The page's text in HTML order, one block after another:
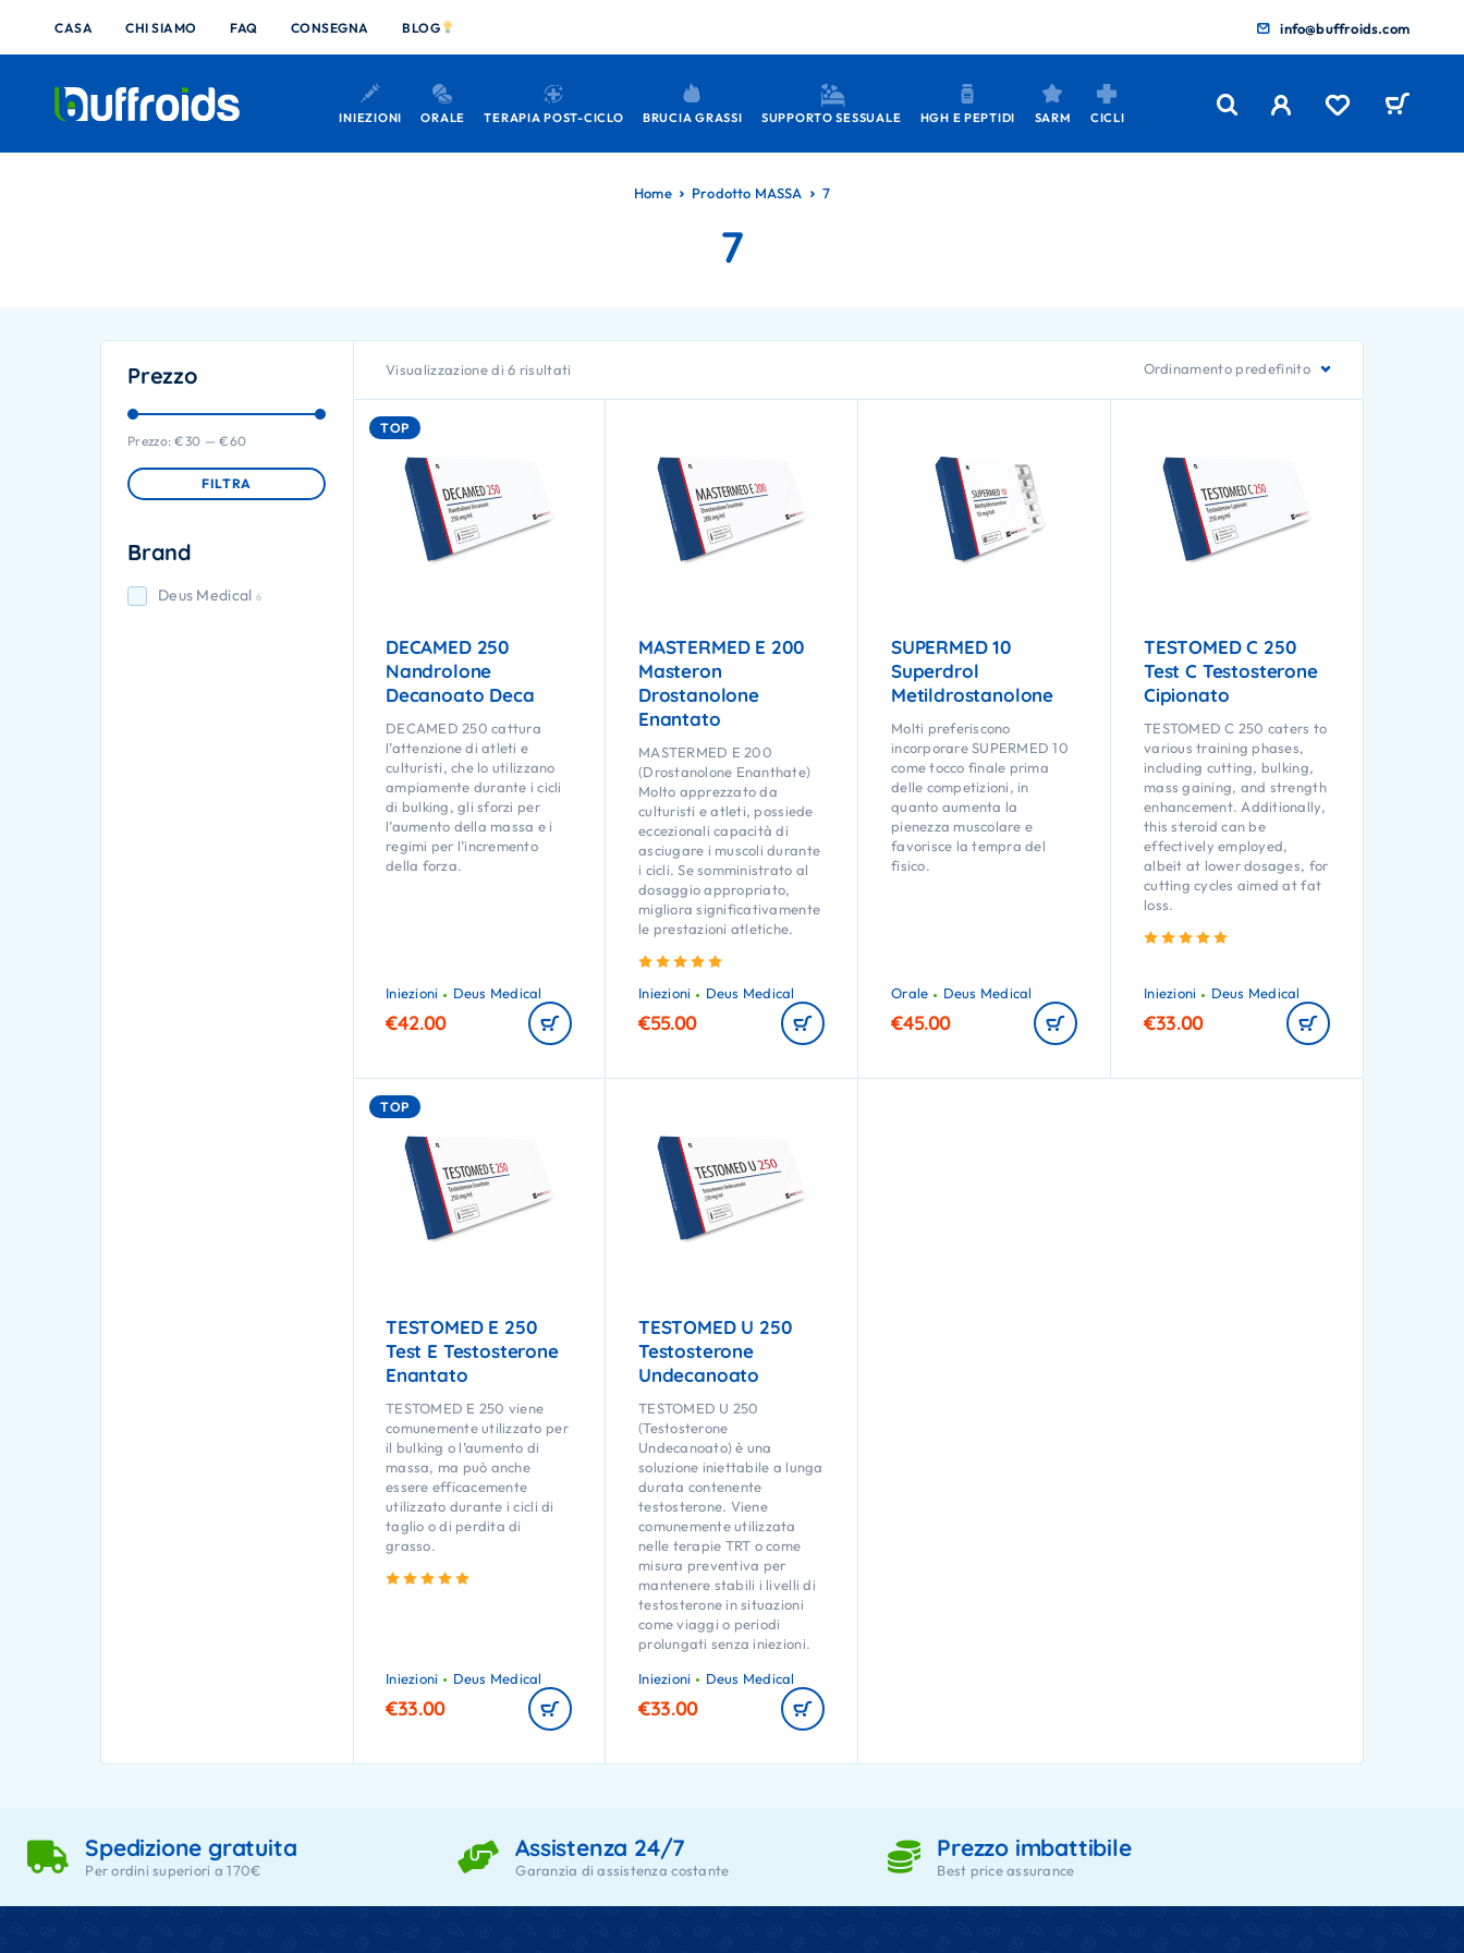
CASA CHI SIAMO FAQ CONSEGNA BLOG info@buffroids.com
INIEZIONI ORALE TERAPIA POST-CICLO BRUCIA GRASSI SUPPORTO SESSUALE HGH E PEPTIDI SARM CICLI
Home Prodotto MASSA 7
7
Prezzo
FILTRA
Prezzo:€30 —€60
Brand
Deus Medical 6
Visualizzazione di 6 risultati Ordinamento predefinito
TOP
DECAMED 250
Nandrolone
Decanoato Deca
DECAMED 250 cattura
l’attenzione di atleti e
culturisti, che lo utilizzano
ampiamente durante i cicli
di bulking, gli sforzi per
l’aumento della massa e i
regimi per l’incremento
della forza.
Iniezioni Deus Medical
€42.00
MASTERMED E 200
Masteron
Drostanolone
Enantato
MASTERMED E 200
(Drostanolone Enanthate)
Molto apprezzato da
culturisti e atleti, possiede
eccezionali capacità di
asciugare i muscoli durante
i cicli. Se somministrato al
dosaggio appropriato,
migliora significativamente
le prestazioni atletiche.
Iniezioni Deus Medical
€55.00
SUPERMED 10
Superdrol
Metildrostanolone
Molti preferiscono
incorporare SUPERMED 10
come tocco finale prima
delle competizioni, in
quanto aumenta la
pienezza muscolare e
favorisce la tempra del
fisico.
Orale Deus Medical
€45.00
TESTOMED C 250
Test C Testosterone
Cipionato
TESTOMED C 250 caters to
various training phases,
including cutting, bulking,
mass gaining, and strength
enhancement. Additionally,
this steroid can be
effectively employed,
albeit at lower dosages, for
cutting cycles aimed at fat
loss.
Iniezioni Deus Medical
€33.00
TOP
TESTOMED E 250
Test E Testosterone
Enantato
TESTOMED E 250 viene
comunemente utilizzato per
il bulking o l’aumento di
massa, ma può anche
essere efficacemente
utilizzato durante i cicli di
taglio o di perdita di
grasso.
Iniezioni Deus Medical
€33.00
TESTOMED U 250
Testosterone
Undecanoato
TESTOMED U 250
(Testosterone
Undecanoato) è una
soluzione iniettabile a lunga
durata contenente
testosterone. Viene
comunemente utilizzata
nelle terapie TRT o come
misura preventiva per
mantenere stabili i livelli di
testosterone in situazioni
come viaggi o periodi
prolungati senza iniezioni.
Iniezioni
Deus Medical
€33.00
Spedizione gratuita
Per ordini superiori a 170€
Assistenza 24/7
Garanzia di assistenza costante
Prezzo imbattibile
Best price assurance